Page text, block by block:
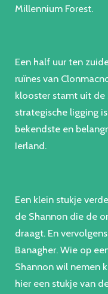
Millennium Forest.
Een half uur ten
ruïnes van
klooster stamt uit de
strategische ligging
bekendste en
Ierland.
Een klein stukje
de Shannon die de
draagt. En
Banagher. Wie op
Shannon wil nemen
hier een stukje van